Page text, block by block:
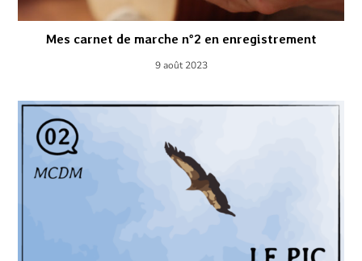
Mes carnet de marche n°2 en enregistrement
9 août 2023